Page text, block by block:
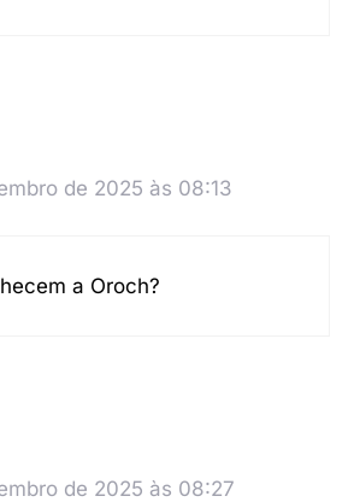
de 2025 às 08:13
a Oroch?
de 2025 às 08:27